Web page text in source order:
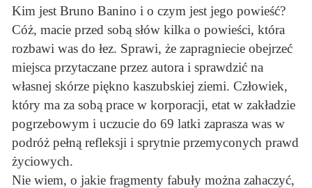
Kim jest Bruno Banino i o czym jest jego powieść?
Cóż, macie przed sobą słów kilka o powieści, która
rozbawi was do łez. Sprawi, że zapragniecie obejrzeć
miejsca przytaczane przez autora i sprawdzić na
własnej skórze piękno kaszubskiej ziemi. Człowiek,
który ma za sobą prace w korporacji, etat w zakładzie
pogrzebowym i uczucie do 69 latki zaprasza was w
podróż pełną refleksji i sprytnie przemyconych prawd
życiowych.
Nie wiem, o jakie fragmenty fabuły można zahaczyć,